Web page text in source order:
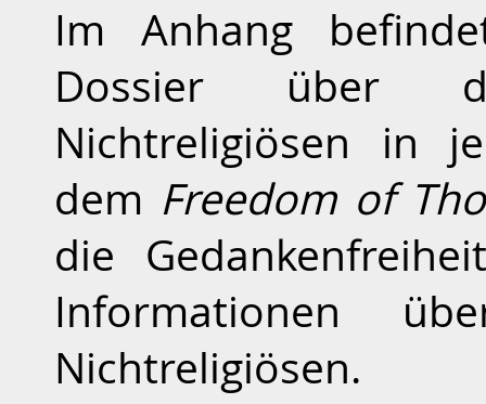
Im Anhang
Dossier über
Nichtreligiösen in
dem Freedom of
die
Informationen
Nichtreligiösen.